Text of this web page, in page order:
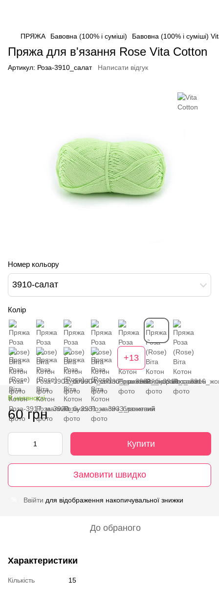
ПРЯЖА Бавовна (100% і суміші) Бавовна (100% і суміші)
Пряжа для в'язання Rose Vita Cotton
Артикул: Роза-3910_салат Написати відгук
Номер кольору
3910-салат
Колір
+13
В наявності
60 грн
Купити
Замовити швидко
Ввійти для відображення накопичувальної знижки
До обраного
Характеристики
Кількість
15